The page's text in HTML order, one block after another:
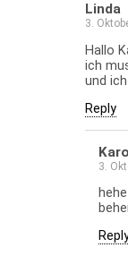
Linda
3.
Hallo
ich
und
Reply
3.